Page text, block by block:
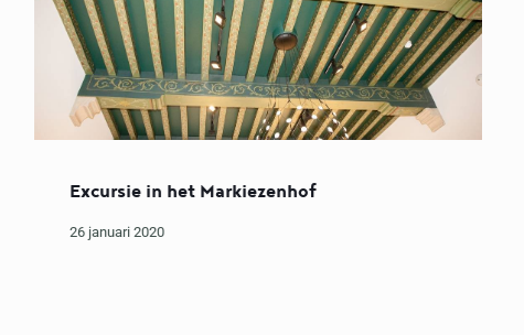
Excursie in het Markiezenhof
26 januari 2020